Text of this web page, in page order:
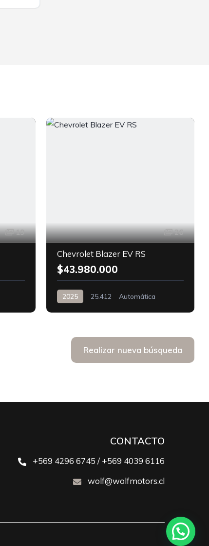
19 26
Chevrolet Blazer EV RS
$43.980.000
2025 25.412 Automática
Realizar nueva búsqueda
CONTACTO
+569 4296 6745 / +569 4039 6116
wolf@wolfmotors.cl